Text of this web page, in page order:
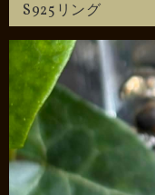
S925リング